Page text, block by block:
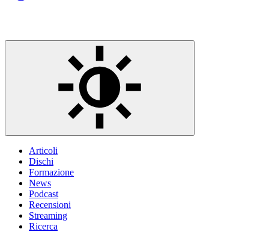
Articoli
Dischi
Formazione
News
Podcast
Recensioni
Streaming
Ricerca